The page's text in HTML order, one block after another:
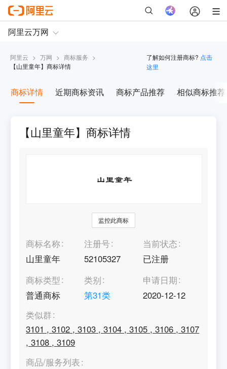
阿里云 > 万网 > 商标服务 >
【山里童年】商标详情
了解如何注册商标? 点击
这里
商标详情 近期商标资讯 商标产品推荐 相似商标推荐
【山里童年】商标详情
监控此商标
商标名称
山里童年
注册号
52105327
当前状态
已注册
商标类型
普通商标
类别
第31类
申请日期
2020-12-12
类似群
3101 ,3102 ,3103 ,3104 ,3105 ,3106 ,3107
,3108 ,3109
商品/服务列表